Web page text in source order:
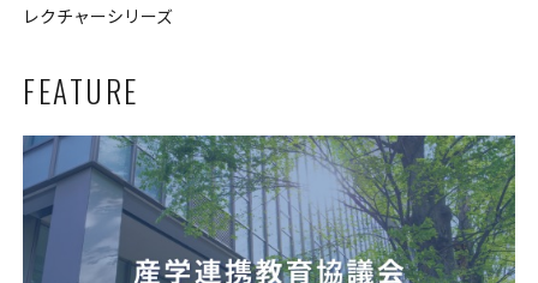
レクチャーシリーズ
FEATURE